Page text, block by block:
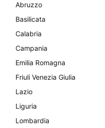
Abruzzo
Basilicata
Calabria
Campania
Emilia Romagna
Friuli Venezia Giulia
Lazio
Liguria
Lombardia